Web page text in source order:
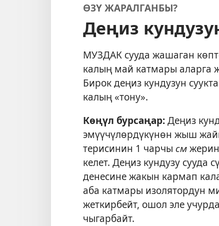
ӨЗҮ ЖАРАЛГАНБЫ?
Деңиз
МУЗДАК сууда жашаган
калың май катмары аларга
Бирок деңиз кундузун
калың «тону».
Көңүл бурсаңар:Деңиз
эмүүчүлөрдүкүнөн жыш
терисинин 1 чарчы см
келет. Деңиз кундузу сууда
денесине жакын кармап
аба катмары изолятордун
жеткирбейт, ошол эле
чыгарбайт.